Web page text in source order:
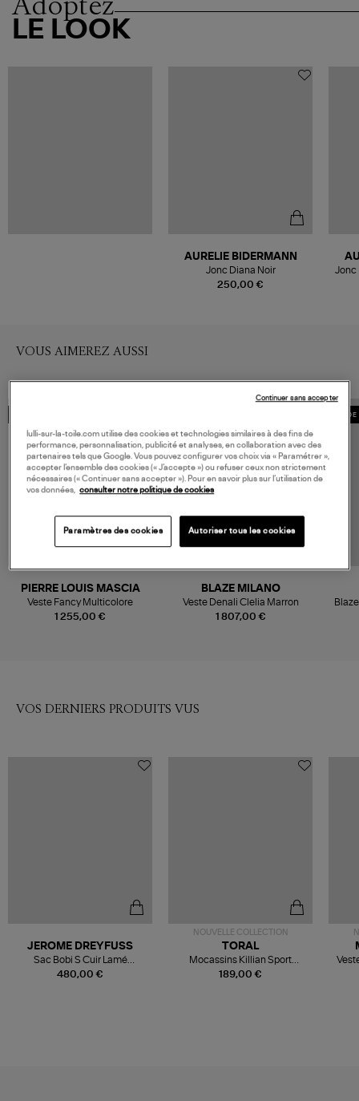
LE LOOK
250,00 €
AURELIE BIDERMANN
Jonc Diana Noir Jonc
VOUS AIMEREZ AUSSI
1 255,00 €
PIERRE LOUIS MASCIA
Veste Fancy Multicolore
1 807,00 €
BLAZE MILANO
Veste Denali Clelia Marron
VOS DERNIERS PRODUITS VUS
480,00 €
JEROME DREYFUSS
Sac Bobi S Cuir Lamé
Champagne
NOUVELLE COLLECTION
189,00 €
TORAL
Mocassins Killian Sport
Mousse
lulli-sur-la-toile.com utilise des cookies et technologies similaires à des fins de
performance, personnalisation, publicité et analyses, en collaboration avec des
partenaires tels que Google. Vous pouvez configurer vos choix via « Paramétrer »,
accepter l’ensemble des cookies (« J’accepte ») ou refuser ceux non strictement
nécessaires (« Continuer sans accepter »). Pour en savoir plus sur l’utilisation de
vos données, consulter notre politique de cookies
Paramètres des cookies Autoriser tous les cookies
Continuer sans accepter